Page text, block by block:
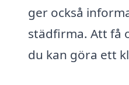
ger också
städfirma. Att få
du kan göra ett